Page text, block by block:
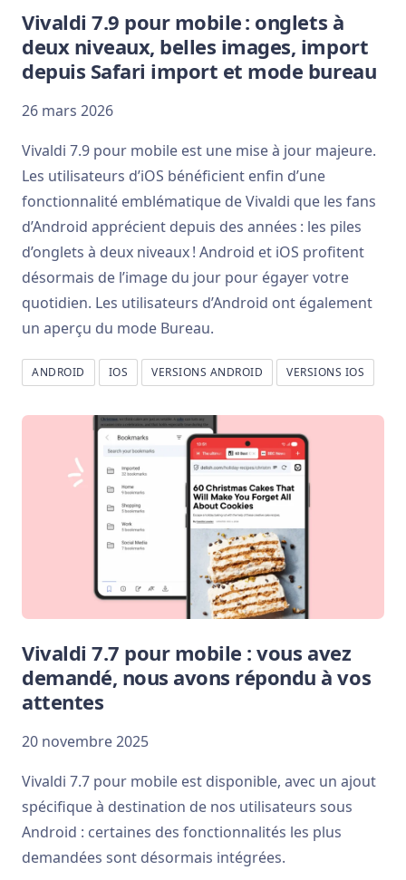
Vivaldi 7.9 pour mobile : onglets à
deux niveaux, belles images, import
depuis Safari import et mode bureau
26 mars 2026
Vivaldi 7.9 pour mobile est une mise à jour majeure.
Les utilisateurs d’iOS bénéficient enfin d’une
fonctionnalité emblématique de Vivaldi que les fans
d’Android apprécient depuis des années : les piles
d’onglets à deux niveaux ! Android et iOS profitent
désormais de l’image du jour pour égayer votre
quotidien. Les utilisateurs d’Android ont également
un aperçu du mode Bureau.
ANDROID IOS VERSIONS ANDROID VERSIONS IOS
Vivaldi 7.7 pour mobile : vous avez
demandé, nous avons répondu à vos
attentes
20 novembre 2025
Vivaldi 7.7 pour mobile est disponible, avec un ajout
spécifique à destination de nos utilisateurs sous
Android : certaines des fonctionnalités les plus
demandées sont désormais intégrées.